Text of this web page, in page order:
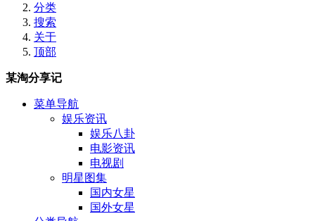
分类
搜索
关于
顶部
某淘分享记
菜单导航
娱乐资讯
娱乐八卦
电影资讯
电视剧
明星图集
国内女星
国外女星